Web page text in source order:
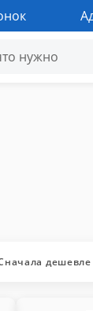
дешевле